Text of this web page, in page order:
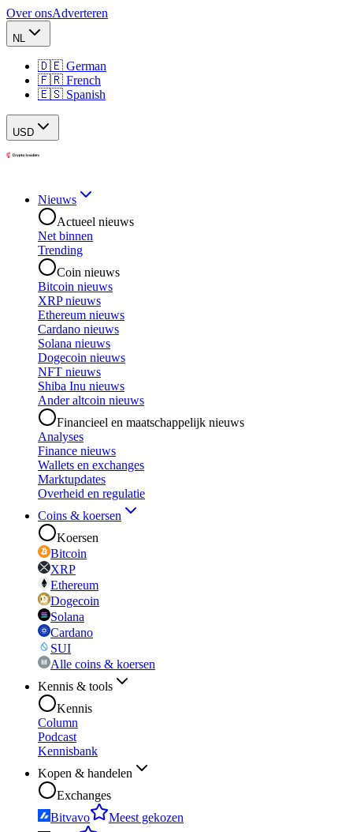
Over onsAdverteren
NL
🇩🇪 German
🇫🇷 French
🇪🇸 Spanish
USD
Nieuws
Actueel nieuws
Net binnen
Trending
Coin nieuws
Bitcoin nieuws
XRP nieuws
Ethereum nieuws
Cardano nieuws
Solana nieuws
Dogecoin nieuws
NFT nieuws
Shiba Inu nieuws
Ander altcoin nieuws
Financieel en maatschappelijk nieuws
Analyses
Finance nieuws
Wallets en exchanges
Marktupdates
Overheid en regulatie
Coins & koersen
Koersen
Bitcoin
XRP
Ethereum
Dogecoin
Solana
Cardano
SUI
Alle coins & koersen
Kennis & tools
Kennis
Column
Podcast
Kennisbank
Kopen & handelen
Exchanges
Bitvavo
Meest gekozen